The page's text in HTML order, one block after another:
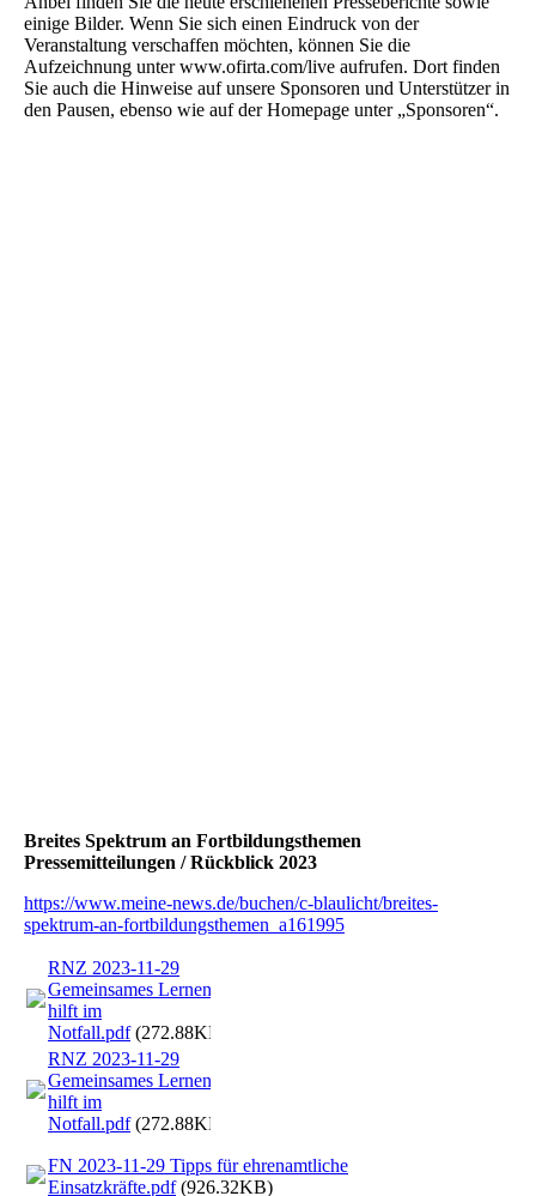
einige Bilder. Wenn Sie sich einen Eindruck von der
Veranstaltung verschaffen möchten, können Sie die
Aufzeichnung unter www.ofirta.com/live aufrufen. Dort finden
Sie auch die Hinweise auf unsere Sponsoren und Unterstützer in
den Pausen, ebenso wie auf der Homepage unter „Sponsoren“.
Breites Spektrum an Fortbildungsthemen
Pressemitteilungen / Rückblick 2023
https://www.meine-news.de/buchen/c-blaulicht/breites-
spektrum-an-fortbildungsthemen_a161995
RNZ 2023-11-29
Gemeinsames Lernen
hilft im
Notfall.pdf(272.88KB)
RNZ 2023-11-29
Gemeinsames Lernen
hilft im
Notfall.pdf(272.88KB)
FN 2023-11-29 Tipps für ehrenamtliche
Einsatzkräfte.pdf(926.32KB)